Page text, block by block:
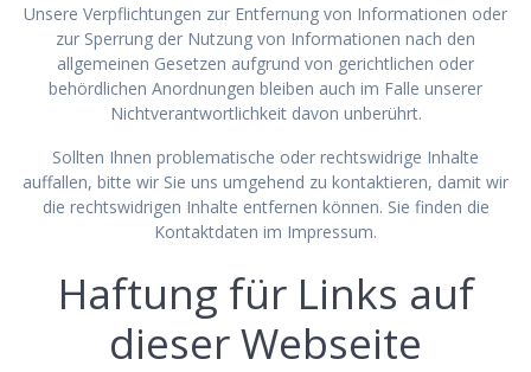
Unsere Verpflichtungen zur Entfernung von Informationen oder
zur Sperrung der Nutzung von Informationen nach den
allgemeinen Gesetzen aufgrund von gerichtlichen oder
behördlichen Anordnungen bleiben auch im Falle unserer
Nichtverantwortlichkeit davon unberührt.
Sollten Ihnen problematische oder rechtswidrige Inhalte
auffallen, bitte wir Sie uns umgehend zu kontaktieren, damit wir
die rechtswidrigen Inhalte entfernen können. Sie finden die
Kontaktdaten im Impressum.
Haftung für Links auf
dieser Webseite